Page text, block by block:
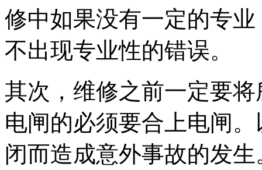
修中如果没有一定的专
不出现专业性的错误。
其次，维修之前一定要
电闸的必须要合上电闸
闭而造成意外事故的发生